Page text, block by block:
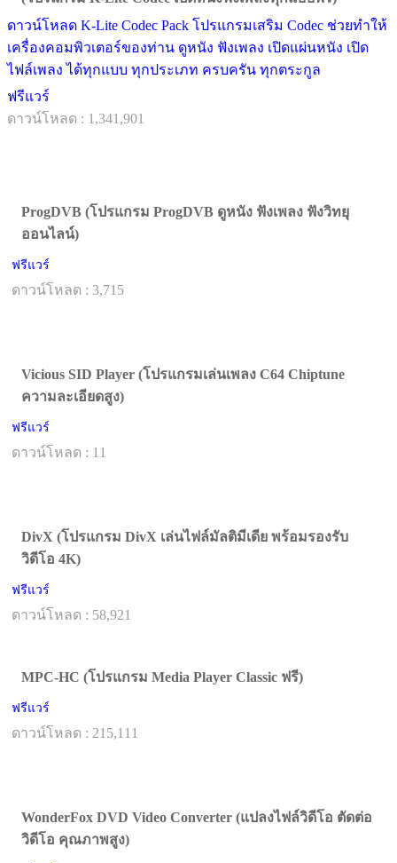
ดาวน์โหลด K-Lite Codec Pack โปรแกรมเสริม Codec ช่วยทำให้
เครื่องคอมพิวเตอร์ของท่าน ดูหนัง ฟังเพลง เปิดแผ่นหนัง เปิด
ไฟล์เพลง ได้ทุกแบบ ทุกประเภท ครบครัน ทุกตระกูล
ฟรีแวร์
ดาวน์โหลด : 1,341,901
ProgDVB (โปรแกรม ProgDVB ดูหนัง ฟังเพลง ฟังวิทยุ
ออนไลน์)
ฟรีแวร์
ดาวน์โหลด : 3,715
Vicious SID Player (โปรแกรมเล่นเพลง C64 Chiptune
ความละเอียดสูง)
ฟรีแวร์
ดาวน์โหลด : 11
DivX (โปรแกรม DivX เล่นไฟล์มัลติมีเดีย พร้อมรองรับ
วิดีโอ 4K)
ฟรีแวร์
ดาวน์โหลด : 58,921
MPC-HC (โปรแกรม Media Player Classic ฟรี)
ฟรีแวร์
ดาวน์โหลด : 215,111
WonderFox DVD Video Converter (แปลงไฟล์วิดีโอ ตัดต่อ
วิดีโอ คุณภาพสูง)